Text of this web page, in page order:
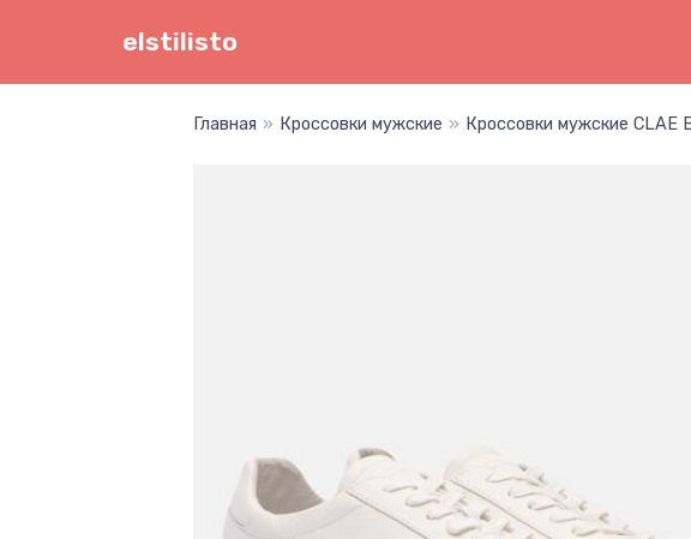
elstilisto
Главная » Кроссовки мужские » Кроссовки мужские CLAE